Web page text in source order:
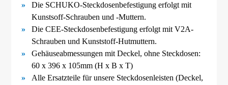
Die SCHUKO-Steckdosenbefestigung erfolgt mit
Kunstsoff-Schrauben und -Muttern.
Die CEE-Steckdosenbefestigung erfolgt mit V2A-
Schrauben und Kunststoff-Hutmuttern.
Gehäuseabmessungen mit Deckel, ohne Steckdosen:
60 x 396 x 105mm (H x B x T)
Alle Ersatzteile für unsere Steckdosenleisten (Deckel,